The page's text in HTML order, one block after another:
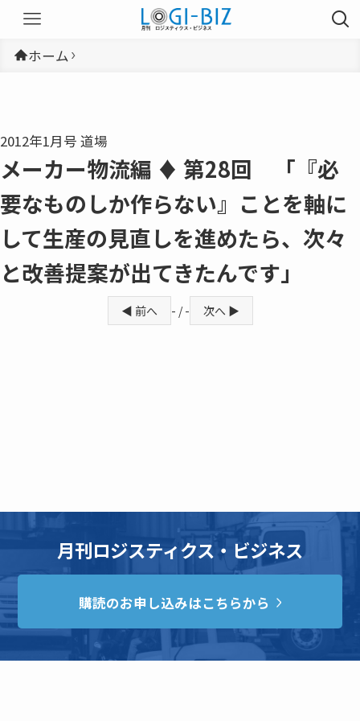
ホーム
2012年1月号 道場
メーカー物流編 ♦ 第28回 「『必
要なものしか作らない』ことを軸に
して生産の見直しを進めたら、次々
と改善提案が出てきたんです」
◀ 前へ - / - 次へ ▶
月刊ロジスティクス・ビジネス
購読のお申し込みはこちらから